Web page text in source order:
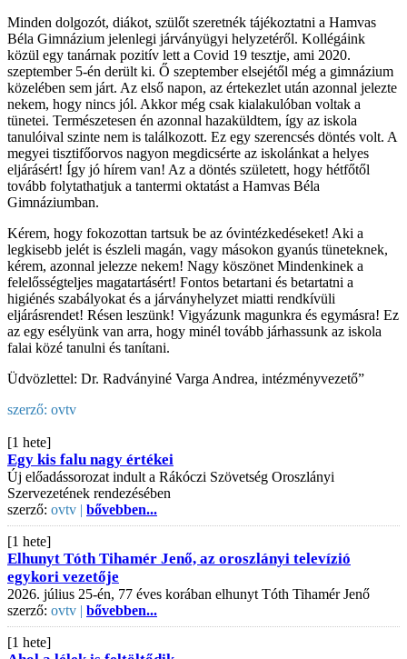
Minden dolgozót, diákot, szülőt szeretnék tájékoztatni a Hamvas
Béla Gimnázium jelenlegi járványügyi helyzetéről. Kollégáink
közül egy tanárnak pozitív lett a Covid 19 tesztje, ami 2020.
szeptember 5-én derült ki. Ő szeptember elsejétől még a gimnázium
közelében sem járt. Az első napon, az értekezlet után azonnal jelezte
nekem, hogy nincs jól. Akkor még csak kialakulóban voltak a
tünetei. Természetesen én azonnal hazaküldtem, így az iskola
tanulóival szinte nem is találkozott. Ez egy szerencsés döntés volt. A
megyei tisztifőorvos nagyon megdicsérte az iskolánkat a helyes
eljárásért! Így jó hírem van! Az a döntés született, hogy hétfőtől
tovább folytathatjuk a tantermi oktatást a Hamvas Béla
Gimnáziumban.
Kérem, hogy fokozottan tartsuk be az óvintézkedéseket! Aki a
legkisebb jelét is észleli magán, vagy másokon gyanús tüneteknek,
kérem, azonnal jelezze nekem! Nagy köszönet Mindenkinek a
felelősségteljes magatartásért! Fontos betartani és betartatni a
higiénés szabályokat és a járványhelyzet miatti rendkívüli
eljárásrendet! Résen leszünk! Vigyázunk magunkra és egymásra! Ez
az egy esélyünk van arra, hogy minél tovább járhassunk az iskola
falai közé tanulni és tanítani.
Üdvözlettel: Dr. Radványiné Varga Andrea, intézményvezető”
szerző: ovtv
[1 hete]
Egy kis falu nagy értékei
Új előadássorozat indult a Rákóczi Szövetség Oroszlányi
Szervezetének rendezésében
szerző: ovtv | bővebben...
[1 hete]
Elhunyt Tóth Tihamér Jenő, az oroszlányi televízió
egykori vezetője
2026. július 25-én, 77 éves korában elhunyt Tóth Tihamér Jenő
szerző: ovtv | bővebben...
[1 hete]